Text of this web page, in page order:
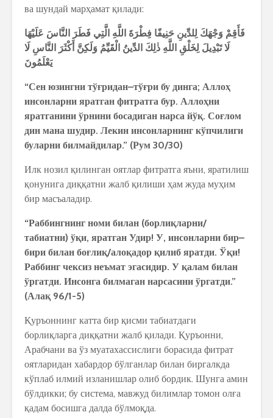
ва шундай марҳамат қилади:
فَأَقِمْ وَجْهَكَ لِلدِّينِ حَنِيفًا فِطْرَةَ اللَّهِ الَّتِي فَطَرَ النَّاسَ عَلَيْهَا
لَا تَبْدِيلَ لِخَلْقِ اللَّهِ ذٰلِكَ الدِّينُ الْقَيِّمُ وَلَكِنَّ أَكْثَرَ النَّاسِ لَا
يَعْلَمُونَ
“Сен юзингни тўғридан–тўғри бу динга; Аллоҳ
инсонларни яратган фитратга бур. Аллоҳни
яратганини ўрнини босадиган нарса йўқ. Соғлом
дин мана шудир. Лекин инсонларнинг кўпчилиги
буларни билмайдилар.” (Рум 30/30)
Илк нозил қилинган оятлар фитратга яъни, яратилиш
қонунига диққатни жалб қилиши ҳам жуда муҳим
бир масъаладир.
“Раббингнинг номи билан (борлиқларни/
табиатни) ўқи, яратган Удир! У, инсонларни бир–
бири билан боғлиқ/алоқадор қилиб яратди. Ўқи!
Раббинг чексиз неъмат эгасидир. У қалам билан
ўргатди. Инсонга билмаган нарсасини ўргатди.”
(Алақ 96/1-5)
Қуръоннинг катта бир қисми табиатдаги
борлиқларга диққатни жалб қилади. Қуръонни,
Арабчани ва ўз муатахассислиги борасида фитрат
оятларидан хабардор бўлганлар билан биргалкда
кўплаб илмий изланишлар олиб бордик. Шунга амин
бўлдикки; бу система, мавжуд билимлар томон олға
қадам босишга далда бўлмоқда.